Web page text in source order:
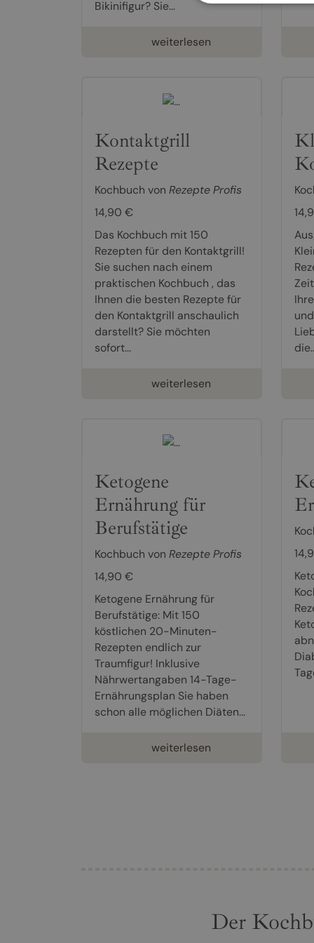
Bikinifigur? Sie...
weiterlesen
Kontaktgrill
Rezepte
Kochbuch von Rezepte Profis
14,90 €
Das Kochbuch mit 150
Rezepten für den Kontaktgrill!
Sie suchen nach einem
praktischen Kochbuch , das
Ihnen die besten Rezepte für
den Kontaktgrill anschaulich
darstellt? Sie möchten
sofort...
weiterlesen
Ketogene
Ernährung für
Berufstätige
Kochbuch von Rezepte Profis
14,90 €
Ketogene Ernährung für
Berufstätige: Mit 150
köstlichen 20-Minuten-
Rezepten endlich zur
Traumfigur! Inklusive
Nährwertangaben 14-Tage-
Ernährungsplan Sie haben
schon alle möglichen Diäten...
weiterlesen
Der